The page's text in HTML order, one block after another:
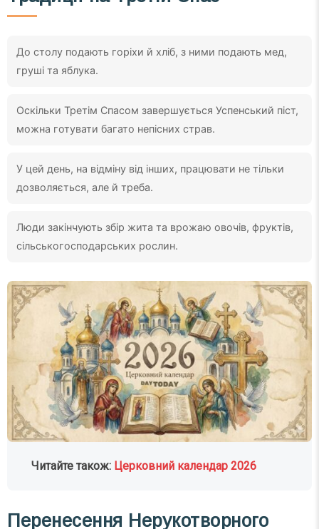
До столу подають горіхи й хліб, з ними подають мед,
груші та яблука.
Оскільки Третім Спасом завершується Успенський піст,
можна готувати багато непісних страв.
У цей день, на відміну від інших, працювати не тільки
дозволяється, але й треба.
Люди закінчують збір жита та врожаю овочів, фруктів,
сільськогосподарських рослин.
Читайте також: Церковний календар 2026
Перенесення Нерукотворного